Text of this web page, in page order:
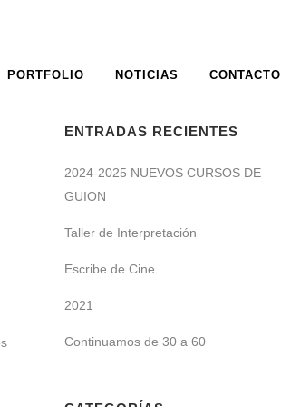
PORTFOLIO NOTICIAS CONTACTO
ENTRADAS RECIENTES
2024-2025 NUEVOS CURSOS DE
GUION
Taller de Interpretación
Escribe de Cine
2021
Continuamos de 30 a 60